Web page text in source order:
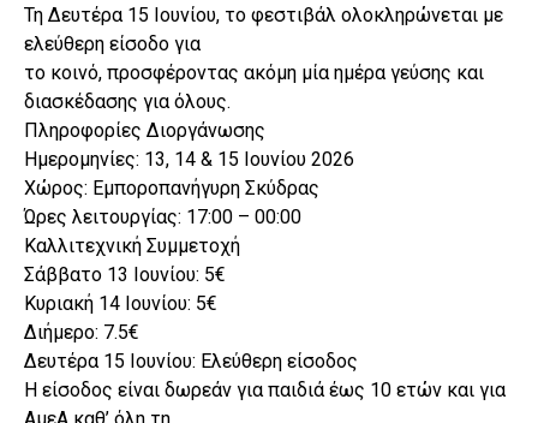
Τη Δευτέρα 15 Ιουνίου, το φεστιβάλ ολοκληρώνεται με
ελεύθερη είσοδο για
το κοινό, προσφέροντας ακόμη μία ημέρα γεύσης και
διασκέδασης για όλους.
Πληροφορίες Διοργάνωσης
Ημερομηνίες: 13, 14 & 15 Ιουνίου 2026
Χώρος: Εμποροπανήγυρη Σκύδρας
Ώρες λειτουργίας: 17:00 – 00:00
Καλλιτεχνική Συμμετοχή
Σάββατο 13 Ιουνίου: 5€
Κυριακή 14 Ιουνίου: 5€
Διήμερο: 7.5€
Δευτέρα 15 Ιουνίου: Ελεύθερη είσοδος
Η είσοδος είναι δωρεάν για παιδιά έως 10 ετών και για